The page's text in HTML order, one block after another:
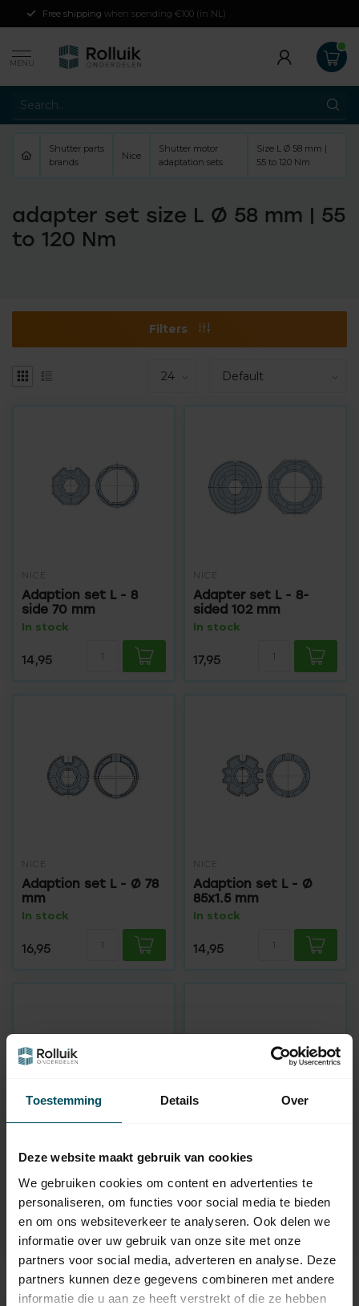
Toestemming Details Over
Deze website maakt gebruik van cookies
We gebruiken cookies om content en advertenties te
personaliseren, om functies voor social media te bieden
en om ons websiteverkeer te analyseren. Ook delen we
informatie over uw gebruik van onze site met onze
partners voor social media, adverteren en analyse. Deze
partners kunnen deze gegevens combineren met andere
informatie die u aan ze heeft verstrekt of die ze hebben
Free shipping when spending €100 (in NL)
MENU
Shutter parts
brands
Nice
Shutter motor
adaptation sets
Size L Ø 58 mm |
55 to 120 Nm
adapter set size L Ø 58 mm | 55
to 120 Nm
Filters
NICE
Adaption set L - 8
side 70 mm
In stock
14,95
NICE
Adapter set L - 8-
sided 102 mm
In stock
17,95
NICE
Adaption set L - Ø 78
mm
In stock
16,95
NICE
Adaption set L - Ø
85x1.5 mm
In stock
14,95
NICE
mm
In stock
18,95
NICE
102x2 mm
In stock
34,95